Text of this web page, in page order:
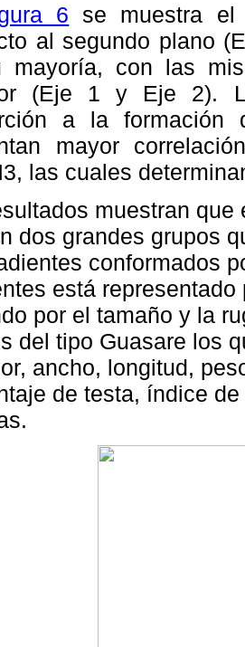
6 se muestra el
al segundo plano
mayoría, con las
(Eje 1 y Eje 2).
a la formación
mayor
las cuales
muestran
dos grandes grupos
conformados
está
por el tamaño y la
del tipo Guasare los
ancho, longitud,
de testa, índice